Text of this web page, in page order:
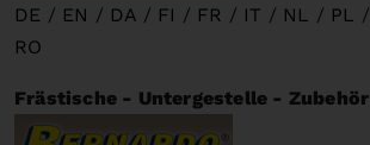
DE / EN / DA / FI / FR / IT / NL / PL /
RO
Frästische - Untergestelle - Zubehör